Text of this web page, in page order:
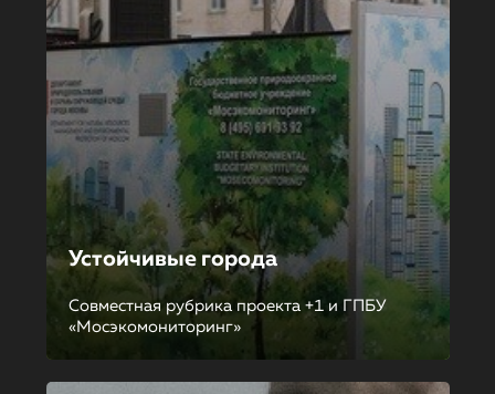
Устойчивые города
Совместная рубрика проекта +1 и ГПБУ
«Мосэкомониторинг»